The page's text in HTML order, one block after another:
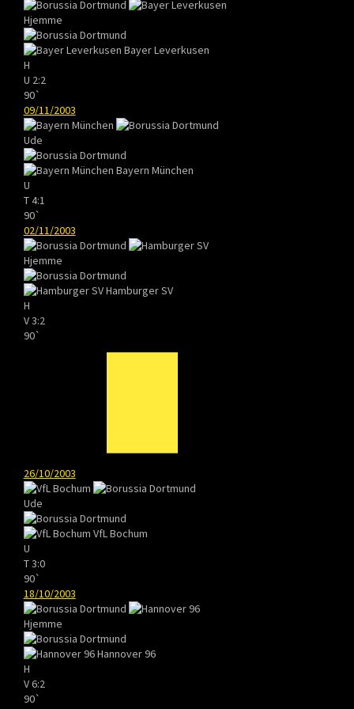
Hjemme
Bayer Leverkusen
H
U 2:2
90`
09/11/2003
Ude
Bayern München
U
T4:1
90`
02/11/2003
Hjemme
Hamburger SV
H
V3:2
90`
26/10/2003
Ude
VfL Bochum
U
T3:0
90`
18/10/2003
Hjemme
Hannover 96
H
V6:2
90`